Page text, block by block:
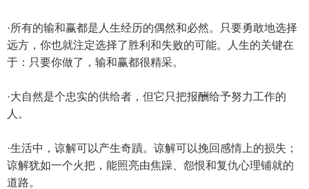
·所有的输和赢都是人生经历的偶然和必然。只要勇敢地选择
远方，你也就注定选择了胜利和失败的可能。人生的关键在
于：只要你做了，输和赢都很精采。
·大自然是个忠实的供给者，但它只把报酬给予努力工作的
人。
·生活中，谅解可以产生奇蹟。谅解可以挽回感情上的损失；
谅解犹如一个火把，能照亮由焦躁、怨恨和复仇心理铺就的
道路。